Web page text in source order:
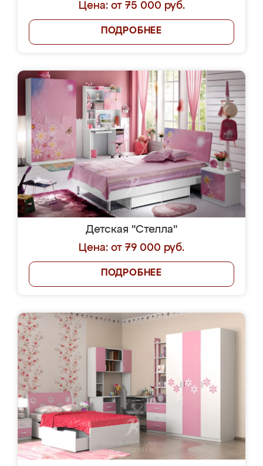
Цена: от 75 000 руб.
ПОДРОБНЕЕ
Детская "Стелла"
Цена: от 79 000 руб.
ПОДРОБНЕЕ